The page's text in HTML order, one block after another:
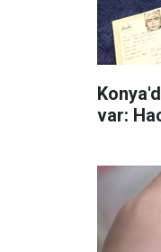
var: